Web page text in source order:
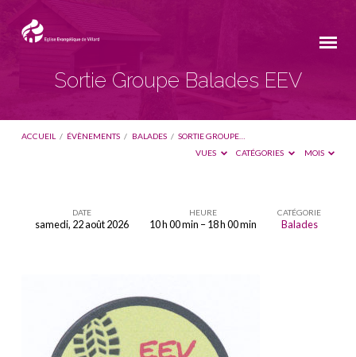
Sortie Groupe Balades EEV
ACCUEIL / ÉVÈNEMENTS / BALADES / SORTIE GROUPE…
VUES
CATÉGORIES MOIS
DATE
samedi, 22 août 2026
HEURE
10 h 00 min – 18 h 00 min
CATÉGORIE
Balades